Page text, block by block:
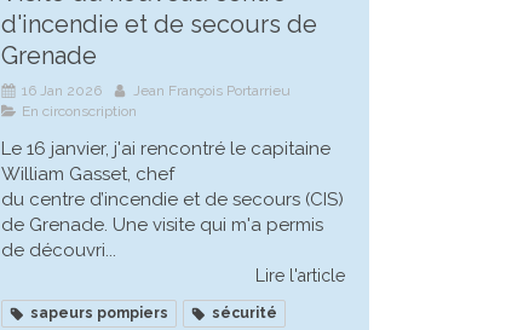
d'incendie et de secours de
Grenade
16 Jan 2026
Jean François Portarrieu
En circonscription
Le 16 janvier, j'ai rencontré le capitaine
William Gasset, chef
du centre d’incendie et de secours (CIS)
de Grenade. Une visite qui m'a permis
de découvri...
Lire l'article
sapeurs pompiers
sécurité